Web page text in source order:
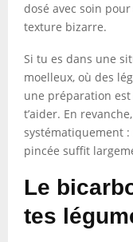
dosé avec soin
texture bizarre.
Si tu es dans une
moelleux, où des
une préparation
t’aider. En
systématiquement
pincée suffit
Le
tes